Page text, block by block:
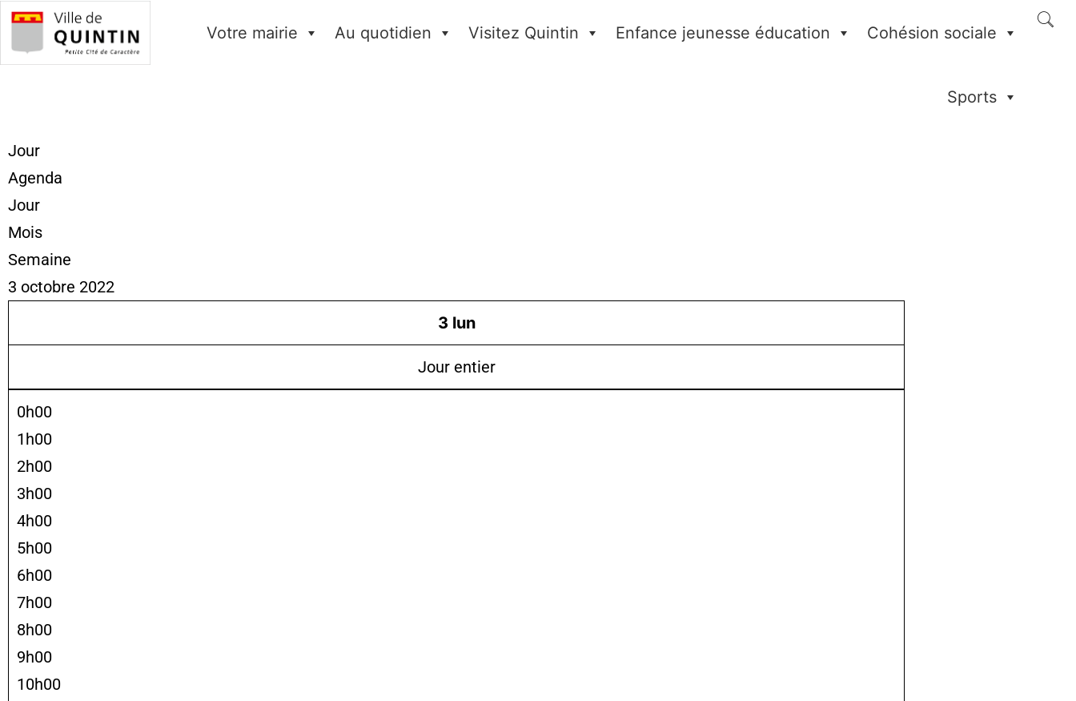
Votre mairie Au quotidien Visitez Quintin Enfance jeunesse éducation Cohésion sociale
Sports
Jour
Agenda
Jour
Mois
Semaine
3 octobre 2022
3 lun
Jour entier
0h00
1h00
2h00
3h00
4h00
5h00
6h00
7h00
8h00
9h00
10h00